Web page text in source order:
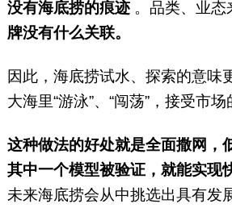
没有海底捞的痕迹 。品类、业态
牌没有什么关联。
因此，海底捞试水、探索的意味
大海里“游泳”、“闯荡”，接受市场
这种做法的好处就是全面撒网，
其中一个模型被验证，就能实现
未来海底捞会从中挑选出具有发